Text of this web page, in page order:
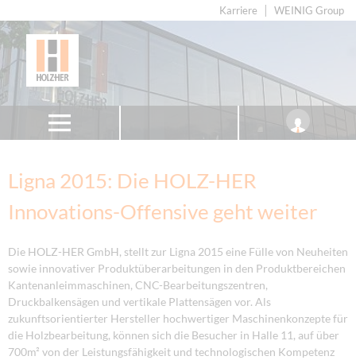
Karriere WEINIG Group
Ligna 2015: Die HOLZ-HER
Innovations-Offensive geht weiter
Die HOLZ-HER GmbH, stellt zur Ligna 2015 eine Fülle von Neuheiten
sowie innovativer Produktüberarbeitungen in den Produktbereichen
Kantenanleimmaschinen, CNC-Bearbeitungszentren,
Druckbalkensägen und vertikale Plattensägen vor. Als
zukunftsorientierter Hersteller hochwertiger Maschinenkonzepte für
die Holzbearbeitung, können sich die Besucher in Halle 11, auf über
700m² von der Leistungsfähigkeit und technologischen Kompetenz